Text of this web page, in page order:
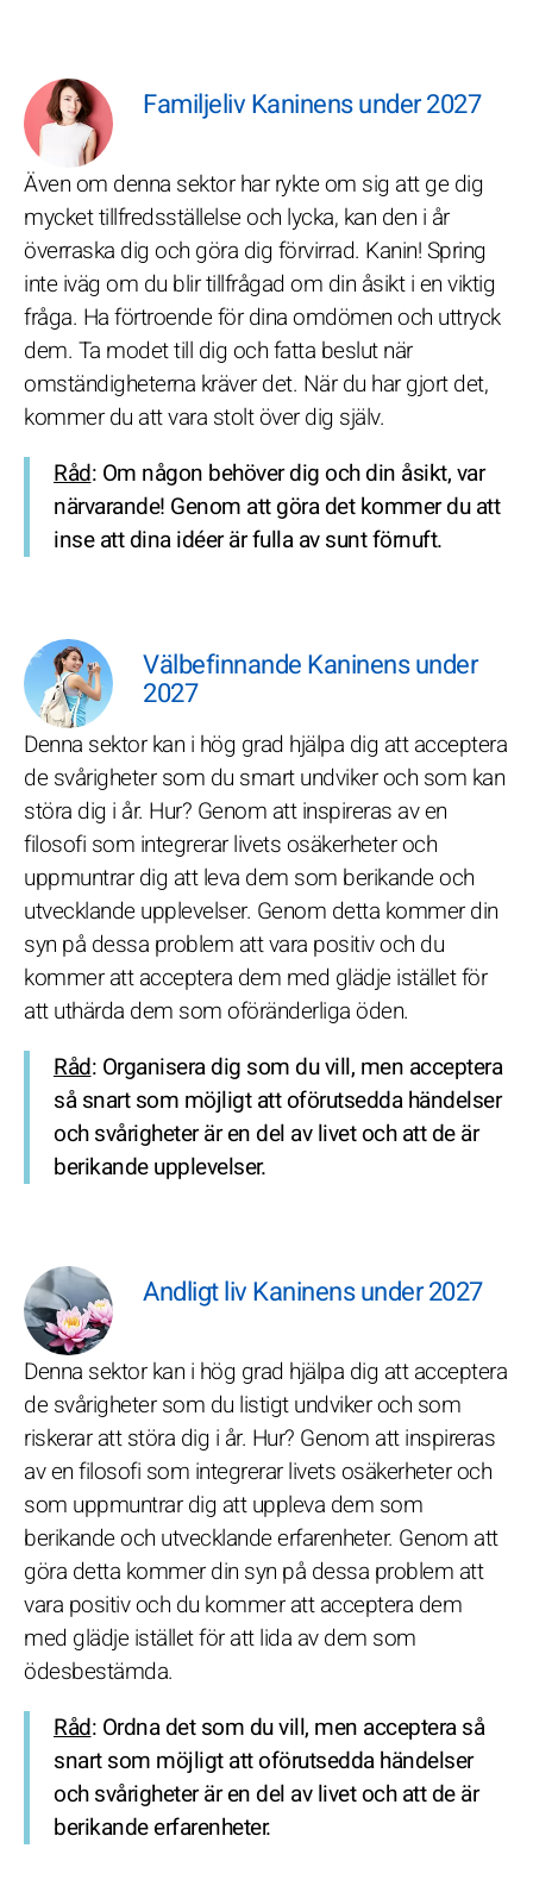
Familjeliv Kaninens under 2027
Även om denna sektor har rykte om sig att ge dig
mycket tillfredsställelse och lycka, kan den i år
överraska dig och göra dig förvirrad. Kanin! Spring
inte iväg om du blir tillfrågad om din åsikt i en viktig
fråga. Ha förtroende för dina omdömen och uttryck
dem. Ta modet till dig och fatta beslut när
omständigheterna kräver det. När du har gjort det,
kommer du att vara stolt över dig själv.
Råd: Om någon behöver dig och din åsikt, var
närvarande! Genom att göra det kommer du att
inse att dina idéer är fulla av sunt förnuft.
Välbefinnande Kaninens under
2027
Denna sektor kan i hög grad hjälpa dig att acceptera
de svårigheter som du smart undviker och som kan
störa dig i år. Hur? Genom att inspireras av en
filosofi som integrerar livets osäkerheter och
uppmuntrar dig att leva dem som berikande och
utvecklande upplevelser. Genom detta kommer din
syn på dessa problem att vara positiv och du
kommer att acceptera dem med glädje istället för
att uthärda dem som oföränderliga öden.
Råd: Organisera dig som du vill, men acceptera
så snart som möjligt att oförutsedda händelser
och svårigheter är en del av livet och att de är
berikande upplevelser.
Andligt liv Kaninens under 2027
Denna sektor kan i hög grad hjälpa dig att acceptera
de svårigheter som du listigt undviker och som
riskerar att störa dig i år. Hur? Genom att inspireras
av en filosofi som integrerar livets osäkerheter och
som uppmuntrar dig att uppleva dem som
berikande och utvecklande erfarenheter. Genom att
göra detta kommer din syn på dessa problem att
vara positiv och du kommer att acceptera dem
med glädje istället för att lida av dem som
ödesbestämda.
Råd: Ordna det som du vill, men acceptera så
snart som möjligt att oförutsedda händelser
och svårigheter är en del av livet och att de är
berikande erfarenheter.